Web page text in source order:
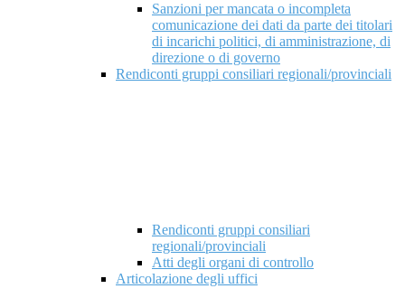
Sanzioni per mancata o incompleta
comunicazione dei dati da parte dei titolari
di incarichi politici, di amministrazione, di
direzione o di governo
Rendiconti gruppi consiliari regionali/provinciali
Rendiconti gruppi consiliari
regionali/provinciali
Atti degli organi di controllo
Articolazione degli uffici